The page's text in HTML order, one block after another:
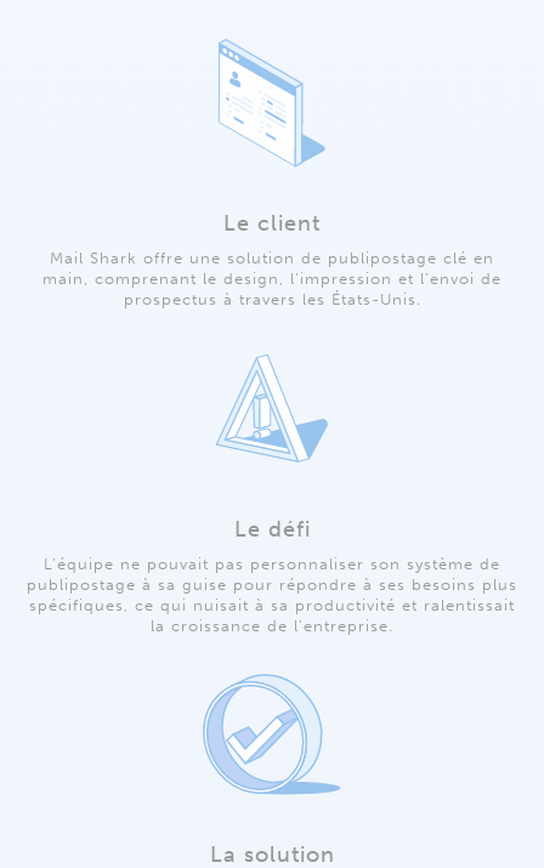
Le client
Mail Shark offre une solution de publipostage clé en
main, comprenant le design, l’impression et l’envoi de
prospectus à travers les États-Unis.
Le défi
L’équipe ne pouvait pas personnaliser son système de
publipostage à sa guise pour répondre à ses besoins plus
spécifiques, ce qui nuisait à sa productivité et ralentissait
la croissance de l'entreprise.
La solution